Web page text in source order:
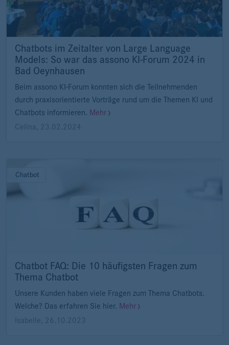
Chatbots im Zeitalter von Large Language
Models: So war das assono KI-Forum 2024 in
Bad Oeynhausen
Beim assono KI-Forum konnten sich die Teilnehmenden
durch praxisorientierte Vorträge rund um die Themen KI und
Chatbots informieren. Mehr
Celina
23.02.2024
Chatbot
Chatbot FAQ: Die 10 häufigsten Fragen zum
Thema Chatbot
Unsere Kunden haben viele Fragen zum Thema Chatbots.
Welche? Das erfahren Sie hier. Mehr
Isabelle
26.10.2023